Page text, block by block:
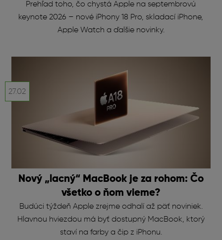
Prehľad toho, čo chystá Apple na septembrovú
keynote 2026 – nové iPhony 18 Pro, skladací iPhone,
Apple Watch a ďalšie novinky.
27.02
Nový „lacný“ MacBook je za rohom: Čo
všetko o ňom vieme?
Budúci týždeň Apple zrejme odhalí až päť noviniek.
Hlavnou hviezdou má byť dostupný MacBook, ktorý
staví na farby a čip z iPhonu.